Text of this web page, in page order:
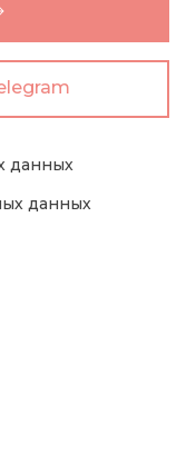
данных
данных